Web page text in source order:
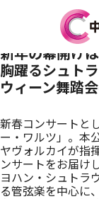
お知
スケ
新年の幕開け
胸躍るシュト
ウィーン舞踏
新春コンサートと
ー・ワルツ」。本
ヤヴォルカイが指
ンサートをお届け
ヨハン・シュトラ
る管弦楽を中心に